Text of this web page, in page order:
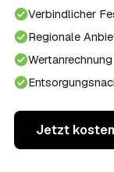
Verbindlicher
Regionale
Jetzt